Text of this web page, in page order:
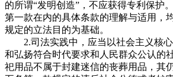
的所谓“发明创造”，不应获得专利保护
第一款在内的具体条款的理解与适用，
规定的立法目的为基础。
2.司法实践中，应当以社会主义核心
和弘扬符合时代要求和人民群众公认的
祀用品不属于封建迷信的丧葬用品，其